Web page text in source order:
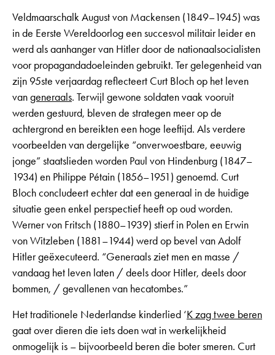
Veldmaarschalk August von Mackensen (1849–1945) was
in de Eerste Wereldoorlog een succesvol militair leider en
werd als aanhanger van Hitler door de nationaalsocialisten
voor propagandadoeleinden gebruikt. Ter gelegenheid van
zijn 95ste verjaardag reflecteert Curt Bloch op het leven
vangeneraals. Terwijl gewone soldaten vaak vooruit
werden gestuurd, bleven de strategen meer op de
achtergrond en bereikten een hoge leeftijd. Als verdere
voorbeelden van dergelijke “onverwoestbare, eeuwig
jonge” staatslieden worden Paul von Hindenburg (1847–
1934) en Philippe Pétain (1856–1951) genoemd. Curt
Bloch concludeert echter dat een generaal in de huidige
situatie geen enkel perspectief heeft op oud worden.
Werner von Fritsch (1880–1939) stierf in Polen en Erwin
von Witzleben (1881–1944) werd op bevel van Adolf
Hitler geëxecuteerd. “Generaals ziet men en masse /
vandaag het leven laten / deels door Hitler, deels door
bommen, / gevallenen van hecatombes.”
Het traditionele Nederlandse kinderlied ‘K zag twee beren
gaat over dieren die iets doen wat in werkelijkheid
onmogelijk is – bijvoorbeeld beren die boter smeren. Curt